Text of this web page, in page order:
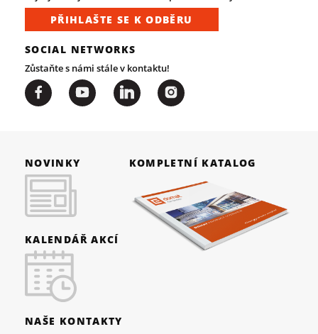
PŘIHLAŠTE SE K ODBĚRU
SOCIAL NETWORKS
Zůstaňte s námi stále v kontaktu!
NOVINKY
KALENDÁŘ AKCÍ
KOMPLETNÍ KATALOG
NAŠE KONTAKTY